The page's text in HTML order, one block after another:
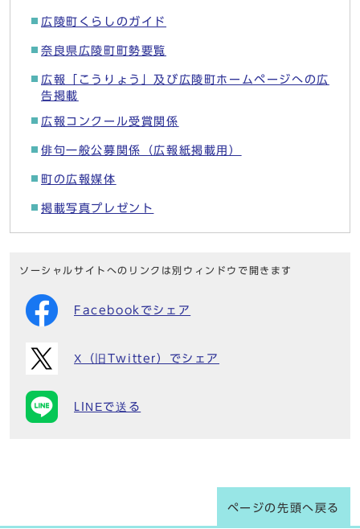
広陵町くらしのガイド
奈良県広陵町町勢要覧
広報「こうりょう」及び広陵町ホームページへの広
告掲載
広報コンクール受賞関係
俳句一般公募関係（広報紙掲載用）
町の広報媒体
掲載写真プレゼント
ソーシャルサイトへのリンクは別ウィンドウで開きます
Facebookでシェア
X（旧Twitter）でシェア
LINEで送る
ページの先頭へ戻る